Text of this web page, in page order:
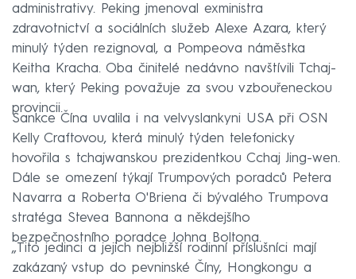
administrativy. Peking jmenoval exministra
zdravotnictví a sociálních služeb Alexe Azara, který
minulý týden rezignoval, a Pompeova náměstka
Keitha Kracha. Oba činitelé nedávno navštívili Tchaj-
wan, který Peking považuje za svou vzbouřeneckou
provincii.
Sankce Čína uvalila i na velvyslankyni USA při OSN
Kelly Craftovou, která minulý týden telefonicky
hovořila s tchajwanskou prezidentkou Cchaj Jing-wen.
Dále se omezení týkají Trumpových poradců Petera
Navarra a Roberta O'Briena či bývalého Trumpova
stratéga Stevea Bannona a někdejšího
bezpečnostního poradce Johna Boltona.
„Tito jedinci a jejich nejbližší rodinní příslušníci mají
zakázaný vstup do pevninské Číny, Hongkongu a